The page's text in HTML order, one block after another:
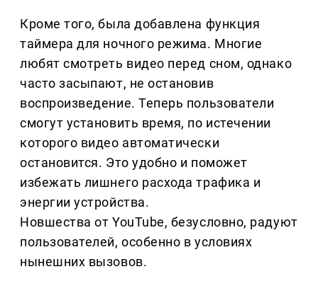
Кроме того, была добавлена функция
таймера для ночного режима. Многие
любят смотреть видео перед сном, однако
часто засыпают, не остановив
воспроизведение. Теперь пользователи
смогут установить время, по истечении
которого видео автоматически
остановится. Это удобно и поможет
избежать лишнего расхода трафика и
энергии устройства.
Новшества от YouTube, безусловно, радуют
пользователей, особенно в условиях
нынешних вызовов.